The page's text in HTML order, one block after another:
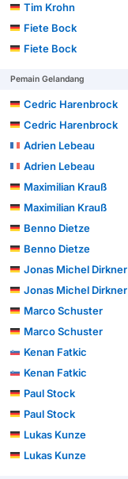
Tim Krohn
Fiete Bock
Fiete Bock
Pemain Gelandang
Cedric Harenbrock
Cedric Harenbrock
Adrien Lebeau
Adrien Lebeau
Maximilian Krauß
Maximilian Krauß
Benno Dietze
Benno Dietze
Jonas Michel Dirkner
Jonas Michel Dirkner
Marco Schuster
Marco Schuster
Kenan Fatkic
Kenan Fatkic
Paul Stock
Paul Stock
Lukas Kunze
Lukas Kunze